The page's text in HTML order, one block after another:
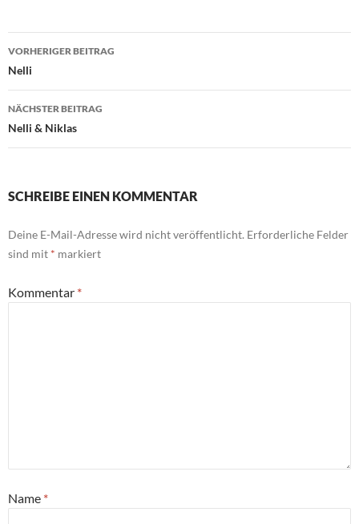
Beitragsnavigation
VORHERIGER BEITRAG
Nelli
NÄCHSTER BEITRAG
Nelli & Niklas
SCHREIBE EINEN KOMMENTAR
Deine E-Mail-Adresse wird nicht veröffentlicht. Erforderliche Felder
sind mit * markiert
Kommentar *
Name *